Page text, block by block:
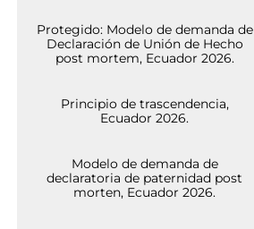
Protegido: Modelo de demanda de
Declaración de Unión de Hecho
post mortem, Ecuador 2026.
Principio de trascendencia,
Ecuador 2026.
Modelo de demanda de
declaratoria de paternidad post
morten, Ecuador 2026.